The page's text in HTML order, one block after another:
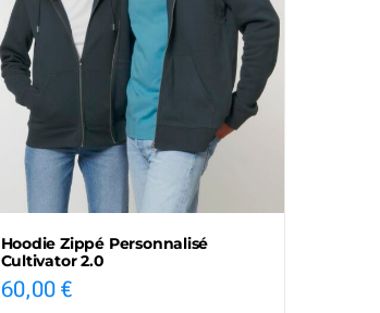
Hoodie Zippé Personnalisé
Cultivator 2.0
60,00 €